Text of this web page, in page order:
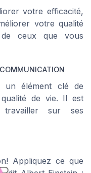
votre efficacité,
votre qualité
ceux que vous
un élément clé de
de vie. Il est
sur ses
Appliquez ce que